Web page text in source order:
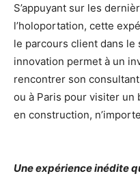
S’appuyant sur les
l’holoportation, cette
le parcours client dans le
innovation permet à un
rencontrer son
ou à Paris pour visiter un
en construction,
Une expérience inédite